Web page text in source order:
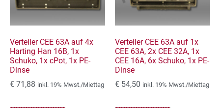
Verteiler CEE 63A auf 4x
Harting Han 16B, 1x
Schuko, 1x cPot, 1x PE-
Dinse
€ 71,88 inkl. 19% Mwst./Miettag
Verteiler CEE 63A auf 1x
CEE 63A, 2x CEE 32A, 1x
CEE 16A, 6x Schuko, 1x PE-
Dinse
€ 54,50 inkl. 19% Mwst./Miettag